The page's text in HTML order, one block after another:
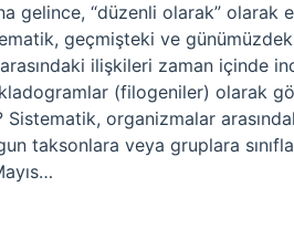
gelince, “düzenli olarak” olarak
geçmişteki ve
ilişkileri zaman içinde
(filogeniler) olarak
organizmalar
taksonlara veya gruplara